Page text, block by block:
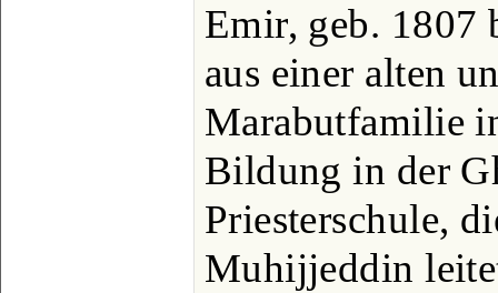
Emir, geb. 1807
aus einer alten
Marabutfamilie
Bildung in der
Priesterschule,
Muhijjeddin